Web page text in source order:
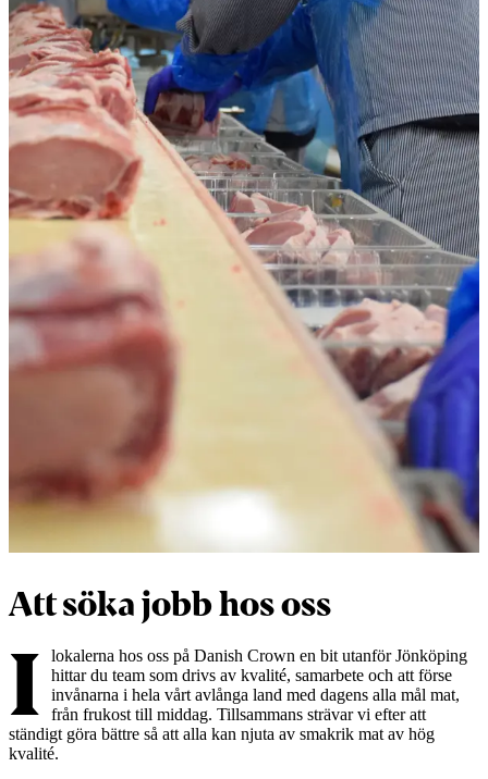
Att söka jobb hos oss
I
lokalerna hos oss på Danish Crown en bit utanför Jönköping
hittar du team som drivs av kvalité, samarbete och att förse
invånarna i hela vårt avlånga land med dagens alla mål mat,
från frukost till middag. Tillsammans strävar vi efter att
ständigt göra bättre så att alla kan njuta av smakrik mat av hög
kvalité.